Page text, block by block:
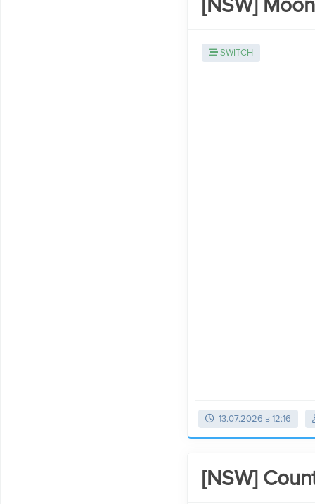
[NSW]
SWITCH
13.07.2026 в 12:16
[NSW]